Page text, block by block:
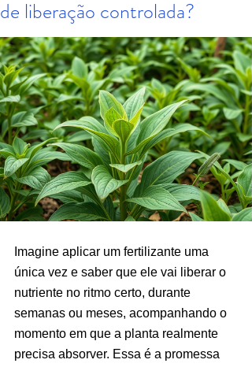
de liberação controlada?
Imagine aplicar um fertilizante uma
única vez e saber que ele vai liberar o
nutriente no ritmo certo, durante
semanas ou meses, acompanhando o
momento em que a planta realmente
precisa absorver. Essa é a promessa